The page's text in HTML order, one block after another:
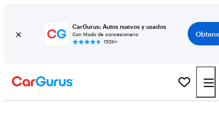
CarGurus: Autos nuevos y usados
Con Modo de concesionario
150K+